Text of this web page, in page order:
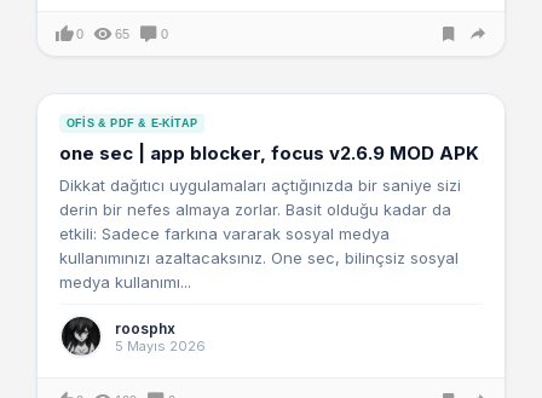
0 65 0
OFIS & PDF & E-KITAP
one sec | app blocker, focus v2.6.9 MOD APK
Dikkat dağıtıcı uygulamaları açtığınızda bir saniye sizi
derin bir nefes almaya zorlar. Basit olduğu kadar da
etkili: Sadece farkına vararak sosyal medya
kullanımınızı azaltacaksınız. One sec, bilinçsiz sosyal
medya kullanımı...
roosphx
5 Mayıs 2026